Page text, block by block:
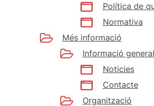
Política de
Normativa
Més informació
Informació general
Noticies
Contacte
Organització